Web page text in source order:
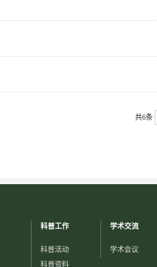
共6条
科普工作
科普活动
科普资料
学术交流
学术会议